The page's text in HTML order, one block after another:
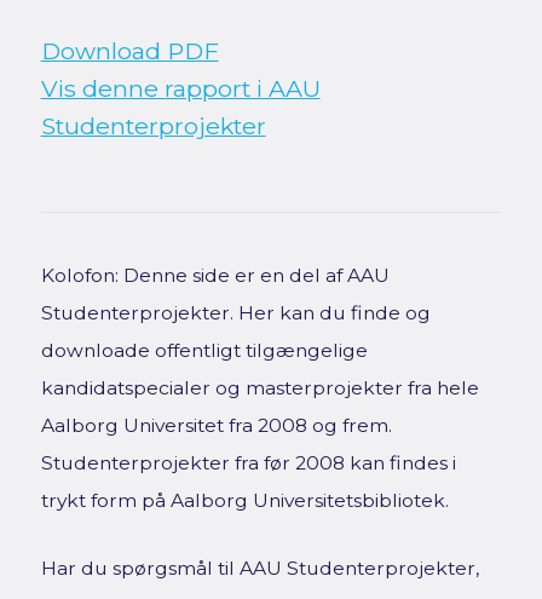
Download PDF
Vis denne rapport i AAU
Studenterprojekter
Kolofon: Denne side er en del af AAU
Studenterprojekter. Her kan du finde og
downloade offentligt tilgængelige
kandidatspecialer og masterprojekter fra hele
Aalborg Universitet fra 2008 og frem.
Studenterprojekter fra før 2008 kan findes i
trykt form på Aalborg Universitetsbibliotek.
Har du spørgsmål til AAU Studenterprojekter,